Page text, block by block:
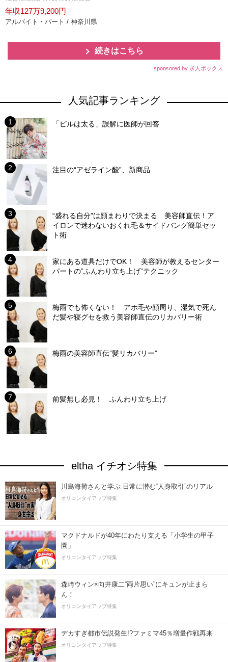
年収127万9,200円
アルバイト・パート / 神奈川県
続きはこちら
sponsored by 求人ボックス
人気記事ランキング
「ピルは太る」誤解に医師が回答
注目の“アゼライン酸”、新商品
“盛れる自分”は顔まわりで決まる 美容師直伝！ア
イロンで迷わないおくれ毛＆サイドバング簡単セッ
ト術
家にある道具だけでOK！ 美容師が教えるセンター
パートの”ふんわり立ち上げ”テクニック
梅雨でも怖くない！ アホ毛や顔周り、湿気で死ん
だ髪や寝グセを救う美容師直伝のリカバリー術
梅雨の美容師直伝”髪リカバリー”
前髪無し必見！ ふんわり立ち上げ
eltha イチオシ特集
川島海荷さんと学ぶ 日常に潜む“人身取引”のリアル
オリコンタイアップ特集
マクドナルドが40年にわたり支える「小学生の甲子
園」
オリコンタイアップ特集
森崎ウィン×向井康二“両片思い”にキュンが止まら
ん！
オリコンタイアップ特集
デカすぎ都市伝説発生!?ファミマ45％増量作戦再来
オリコンタイアップ特集